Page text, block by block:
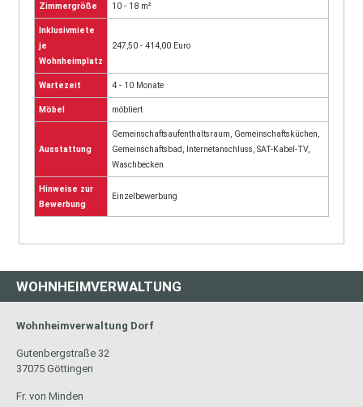
Zimmergröße 10 - 18 m²
Inklusivmiete
je
Wohnheimplatz
247,50 - 414,00 Euro
Wartezeit 4 - 10 Monate
Möbel möbliert
Ausstattung
Gemeinschaftsaufenthaltsraum, Gemeinschaftsküchen,
Gemeinschaftsbad, Internetanschluss, SAT-Kabel-TV,
Waschbecken
Hinweise zur
Bewerbung
Einzelbewerbung
WOHNHEIMVERWALTUNG
Wohnheimverwaltung Dorf
Gutenbergstraße 32
37075 Göttingen
Fr. von Minden